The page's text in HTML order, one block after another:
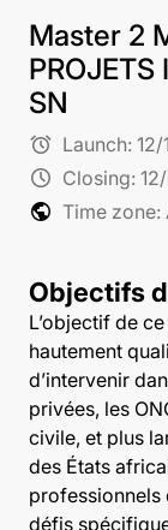
Master 2
SN
alarm Launch:
schedule Closing:
public Time
Objectifs
L’objectif de
hautement
d’intervenir
privées, les
civile, et plus
des États
professionnels
défis